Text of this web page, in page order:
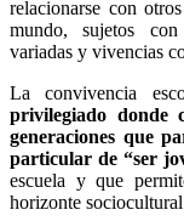
relacionarse con
mundo, sujetos con
variadas y vivencias
La convivencia
privilegiado donde
generaciones que
particular de “ser
escuela y que
horizonte